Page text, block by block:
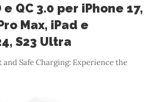
e QC 3.0 per iPhone 17,
Max, iPad e
S23 Ultra
and Safe Charging: Experience the